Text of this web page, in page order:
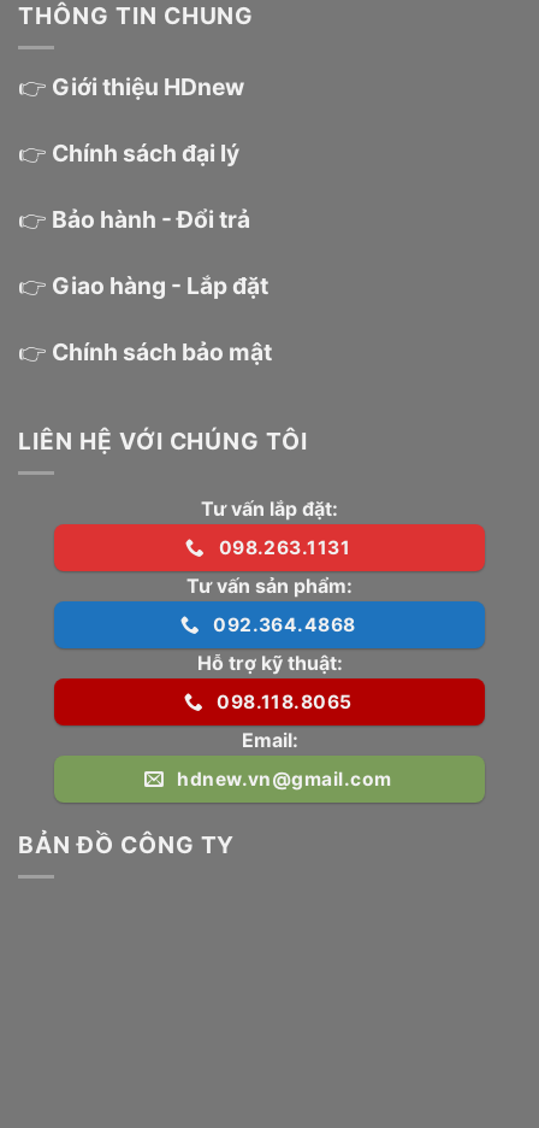
THÔNG TIN CHUNG
👉 Giới thiệu HDnew
👉 Chính sách đại lý
👉 Bảo hành - Đổi trả
👉 Giao hàng - Lắp đặt
👉 Chính sách bảo mật
LIÊN HỆ VỚI CHÚNG TÔI
Tư vấn lắp đặt:
098.263.1131
Tư vấn sản phẩm:
092.364.4868
Hỗ trợ kỹ thuật:
098.118.8065
Email:
hdnew.vn@gmail.com
BẢN ĐỒ CÔNG TY